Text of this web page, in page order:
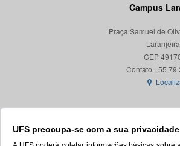
UFS preocupa-se com a sua privacidade
Campus
Praça Samuel de
CEP